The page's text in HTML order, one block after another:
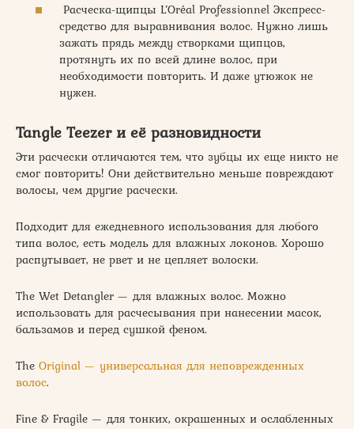
Расческа-щипцы L’Oréal Professionnel Экспресс-
средство для выравнивания волос. Нужно лишь
зажать прядь между створками щипцов,
протянуть их по всей длине волос, при
необходимости повторить. И даже утюжок не
нужен.
Tangle Teezer и её разновидности
Эти расчески отличаются тем, что зубцы их еще никто не
смог повторить! Они действительно меньше повреждают
волосы, чем другие расчески.
Подходит для ежедневного использования для любого
типа волос, есть модель для влажных локонов. Хорошо
распутывает, не рвет и не цепляет волоски.
The Wet Detangler — для влажных волос. Можно
использовать для расчесывания при нанесении масок,
бальзамов и перед сушкой феном.
The Original — универсальная для неповрежденных
волос.
Fine & Fragile — для тонких, окрашенных и ослабленных